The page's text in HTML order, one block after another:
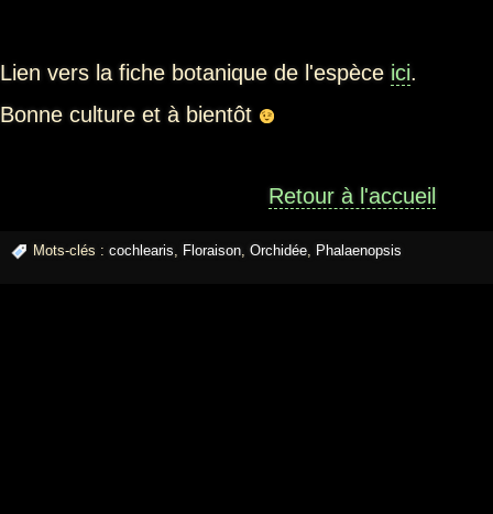
Lien vers la fiche botanique de l'espèce ici.
Bonne culture et à bientôt
Retour à l'accueil
Mots-clés : cochlearis Floraison Orchidée Phalaenopsis